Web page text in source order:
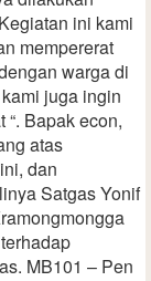
ini kami
mempererat
warga di
juga ingin
Bapak econ,
atas
dan
Satgas Yonif
MB101 – Pen